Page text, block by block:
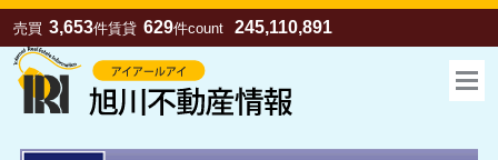
売買 3,653件賃貸 629件count 245,110,891